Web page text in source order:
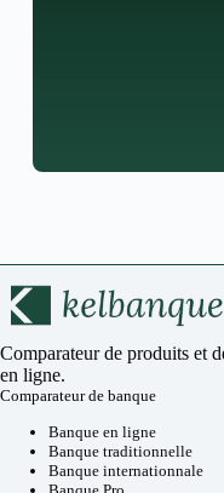
Comparateur de produits et
en ligne.
Comparateur de banque
Banque en ligne
Banque traditionnelle
Banque internationnale